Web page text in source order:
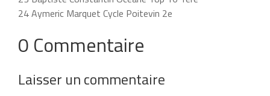
24 Aymeric Marquet Cycle Poitevin 2e
0 Commentaire
Laisser un commentaire